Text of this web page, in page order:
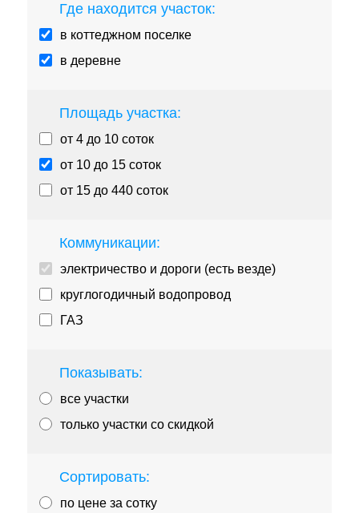
КАРТЫ ПРОЕЗДА
Где находится участок:
в коттеджном поселке
в деревне
Площадь участка:
от 4 до 10 соток
от 10 до 15 соток
от 15 до 440 соток
Коммуникации:
электричество и дороги (есть везде)
круглогодичный водопровод
ГАЗ
Показывать:
все участки
только участки со скидкой
Сортировать:
по цене за сотку